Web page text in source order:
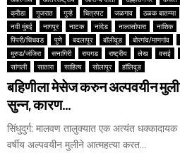
क्रीडा
गुजरात गुन्हे चित्रपट जळगाव ठळक बातम्या
नवी मुंबई
नागपूर नाटक नांदेड नालासोपारा नाशिक
पिंपरी/चिंचवड
पुणे बदलापूर बॉलीवूड बोरगांव/माणगांव
मुरुड/जंजिरा
रत्नागिरी रायगड राष्ट्रीय लेख वसई
सांगली
सातारा साहित्य सोलापूर हॉलिवूड
बहिणीला मेसेज करुन अल्पवयीन
सुन्न, कारण…
सिंधुदुर्ग: मालवण तालुक्यात एक अत्यंत
वर्षीय अल्पवयीन मुलीने आत्महत्या करत...